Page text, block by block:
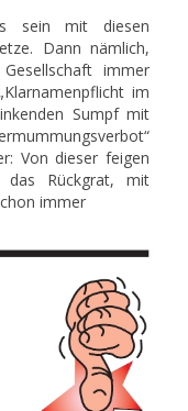
sein mit diesen
Dann nämlich,
immer
im
Sumpf mit
Von dieser feigen
Rückgrat, mit
immer